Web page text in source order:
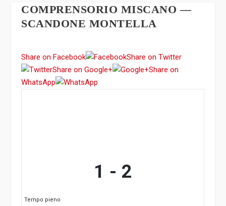
COMPRENSORIO MISCANO —
SCANDONE MONTELLA
Share on Facebook
Share on Twitter
Share on Google+
Share on
WhatsApp
1 - 2
Tempo pieno